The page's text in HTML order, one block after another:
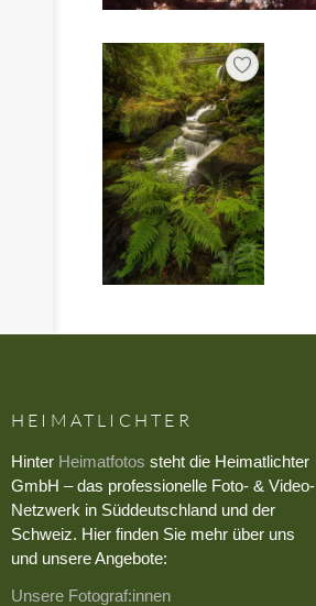
HEIMATLICHTER
Hinter Heimatfotos steht die Heimatlichter
GmbH – das professionelle Foto- & Video-
Netzwerk in Süddeutschland und der
Schweiz. Hier finden Sie mehr über uns
und unsere Angebote:
Unsere Fotograf:innen